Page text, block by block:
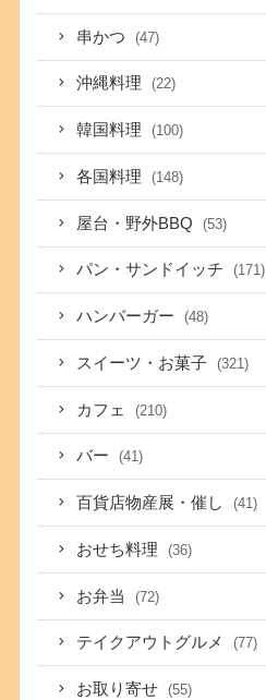
串かつ (47)
沖縄料理 (22)
韓国料理 (100)
各国料理 (148)
屋台・野外BBQ (53)
パン・サンドイッチ (171)
ハンバーガー (48)
スイーツ・お菓子 (321)
カフェ (210)
バー (41)
百貨店物産展・催し (41)
おせち料理 (36)
お弁当 (72)
テイクアウトグルメ (77)
お取り寄せ (55)